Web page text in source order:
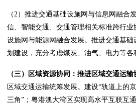
（2）推进交通基础设施网与信息网融合
信、智能交通、交通管理相关标准跨行业
设施网与能源网融合发展。推进交通基
划建设，充分考虑煤炭、油气、电力等各
（三）区域资源协同：推进区域交通运输
区域交通运输统筹发展。建设“轨道上的
三角”；粤港澳大湾区实现高水平互联互